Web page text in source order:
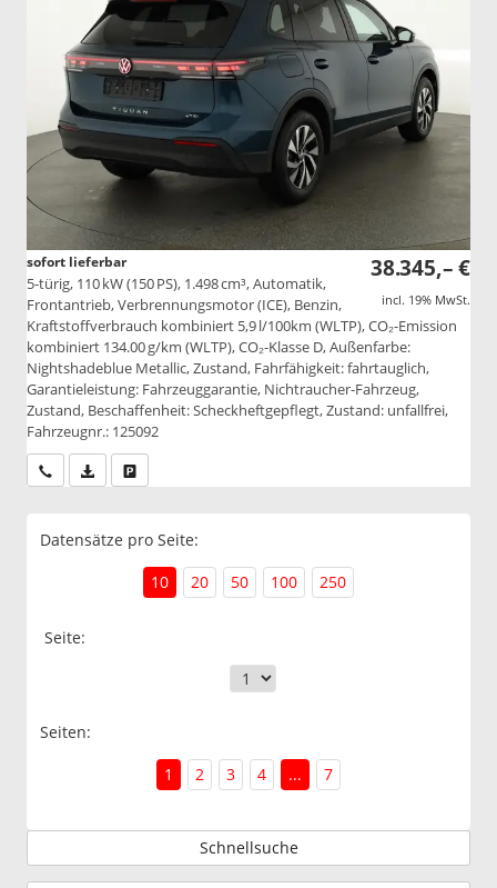
38.345,– €
incl. 19% MwSt.
sofort lieferbar
5-türig, 110 kW (150 PS), 1.498 cm³, Automatik,
Frontantrieb, Verbrennungsmotor (ICE), Benzin,
Kraftstoffverbrauch kombiniert 5,9 l/100km (WLTP), CO₂-Emission
kombiniert 134.00 g/km (WLTP), CO₂-Klasse D, Außenfarbe:
Nightshadeblue Metallic, Zustand, Fahrfähigkeit: fahrtauglich,
Garantieleistung: Fahrzeuggarantie, Nichtraucher-Fahrzeug,
Zustand, Beschaffenheit: Scheckheftgepflegt, Zustand: unfallfrei,
Fahrzeugnr.: 125092
Wir rufen Sie anPDF-Datei, Fahrzeugexposé drucken
Datensätze pro Seite:
10
20 50 100 250
Seite:
Seiten:
1
2 3 4 ... 7
Schnellsuche